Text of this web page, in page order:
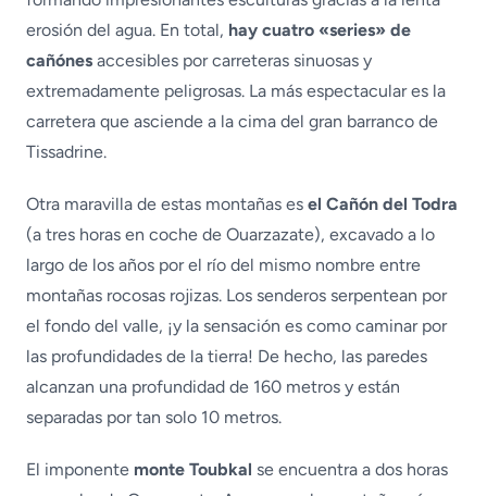
erosión del agua. En total, hay cuatro «series» de
cañónes accesibles por carreteras sinuosas y
extremadamente peligrosas. La más espectacular es la
carretera que asciende a la cima del gran barranco de
Tissadrine.
Otra maravilla de estas montañas es el Cañón del Todra
(a tres horas en coche de Ouarzazate), excavado a lo
largo de los años por el río del mismo nombre entre
montañas rocosas rojizas. Los senderos serpentean por
el fondo del valle, ¡y la sensación es como caminar por
las profundidades de la tierra! De hecho, las paredes
alcanzan una profundidad de 160 metros y están
separadas por tan solo 10 metros.
El imponente monte Toubkal se encuentra a dos horas